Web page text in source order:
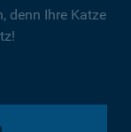
denn Ihre Katze